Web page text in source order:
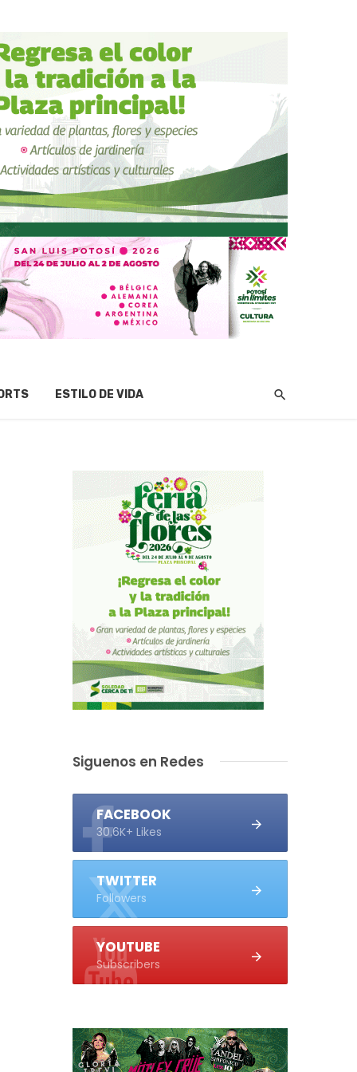
ESTILO DE VIDA
Siguenos en Redes
FACEBOOK
30.6K+ Likes
TWITTER
Followers
YOUTUBE
Subscribers